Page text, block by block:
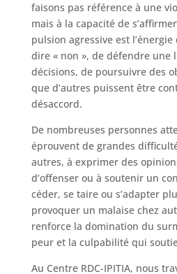
faisons pas référence à une
mais à la capacité de
pulsion agressive est
dire « non », de défendre une
décisions, de poursuivre des
que d’autres puissent être
désaccord.
De nombreuses personnes
éprouvent de grandes
autres, à exprimer des
d’offenser ou à soutenir un
céder, se taire ou s’adapter
provoquer un malaise chez
renforce la domination du
peur et la culpabilité qui
Au Centre RDC-IPITIA, nous